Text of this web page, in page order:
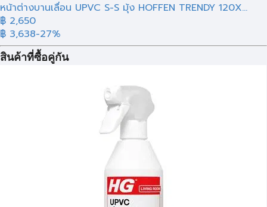
หน้าต่างบานเลื่อน UPVC S-S มุ้ง HOFFEN TRENDY 120X...
฿ 2,650
฿ 3,638-27%
สินค้าที่ซื้อคู่กัน